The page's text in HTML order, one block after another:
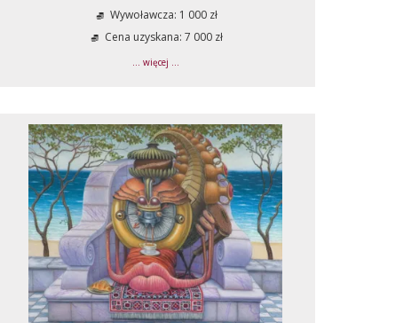
Wywoławcza: 1 000 zł
Cena uzyskana: 7 000 zł
... więcej ...